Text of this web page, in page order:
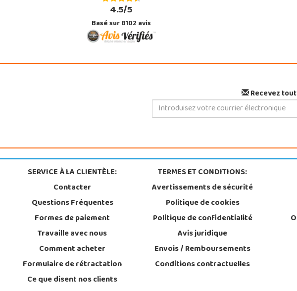
4.5/5
Basé sur 8102 avis
Recevez
SERVICE À LA CLIENTÈLE:
Contacter
Questions Fréquentes
Formes de paiement
Travaille avec nous
Comment acheter
Formulaire de rétractation
Ce que disent nos clients
TERMES ET CONDITIONS:
Avertissements de sécurité
Politique de cookies
Politique de confidentialité
Avis juridique
Envois / Remboursements
Conditions contractuelles